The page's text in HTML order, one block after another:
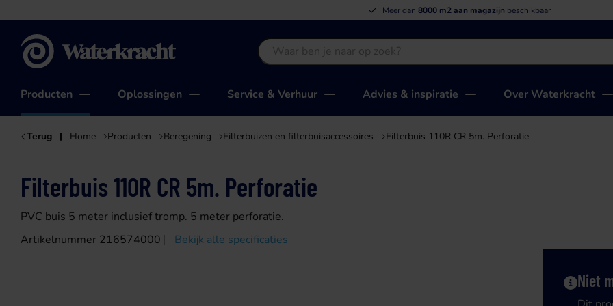
Meer dan 8000 m2 aan magazijn beschikbaar
Producten Oplossingen Service & Verhuur Advies & inspiratie Over Waterkracht
Terug Home Producten Beregening Filterbuizen en filterbuisaccessoires Filterbuis 110R CR 5m. Perforatie
Filterbuis 110R CR 5m. Perforatie
PVC buis 5 meter inclusief tromp. 5 meter perforatie.
Artikelnummer 216574000
Bekijk alle specificaties
Niet